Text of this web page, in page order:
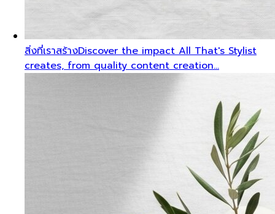
สิ่งที่เราสร้างDiscover the impact All That's Stylist
creates, from quality content creation…